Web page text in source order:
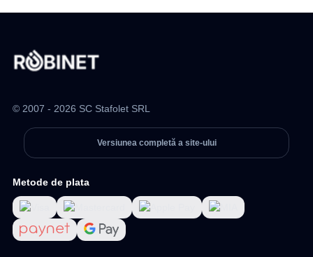
© 2007 - 2026 SC Stafolet SRL
Versiunea completă a site-ului
Metode de plata